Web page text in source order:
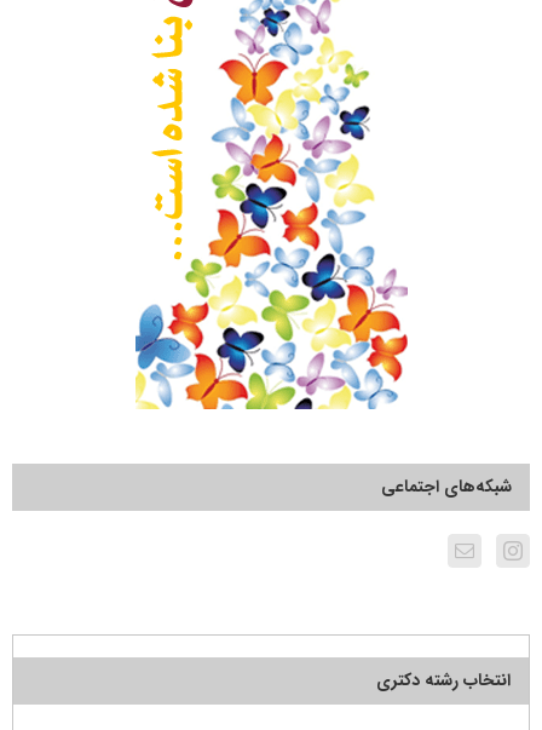
شبکه‌های اجتماعی
انتخاب رشته دکتری